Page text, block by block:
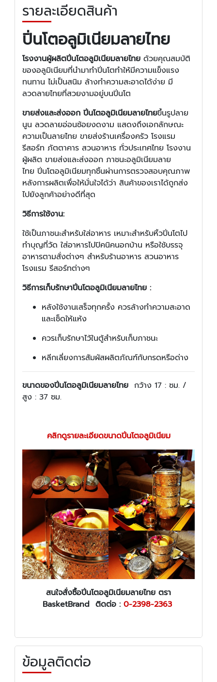
รายละเอียดสินค้า
ปิ่นโตอลูมิเนียมลายไทย
โรงงานผู้ผลิตปิ่นโตอลูมิเนียมลายไทย ด้วยคุณสมบัติ
ของอลูมิเนียมที่นำมาทำปิ่นโตทำให้มีความแข็งแรง
ทนทาน ไม่เป็นสนิม ล้างทำความสะอาดได้ง่าย มี
ลวดลายไทยที่สวยงามอยู่บนปิ่นโต
ขายส่งและส่งออก ปิ่นโตอลูมิเนียมลายไทยขึ้นรูปลาย
นูน ลวดลายอ่อนช้อยงดงาม แสดงถึงเอกลักษณะ
ความเป็นลายไทย ขายส่งร้านเครื่องครัว โรงแรม
รีสอร์ท ภัตตาคาร สวนอาหาร ทั่วประเทศไทย โรงงาน
ผู้ผลิต ขายส่งและส่งออก ภาชนะอลูมิเนียมลาย
ไทย ปิ่นโตอลูมิเนียมทุกชิ้นผ่านการตรวจสอบคุณภาพ
หลังการผลิตเพื่อให้มั่นใจได้ว่า สินค้าของเราได้ถูกส่ง
ไปยังลูกค้าอย่างดีที่สุด
วิธีการใช้งาน:
ใช้เป็นภาชนะสำหรับใส่อาหาร เหมาะสำหรับหิ้วปิ่นโตไป
ทำบุญที่วัด ใส่อาหารไปปิคนิคนอกบ้าน หรือใช้บรรจุ
อาหารตามสั่งต่างๆ สำหรับร้านอาหาร สวนอาหาร
โรงแรม รีสอร์ทต่างๆ
วิธีการเก็บรักษาปิ่นโตอลูมิเนียมลายไทย :
หลังใช้งานเสร็จทุกครั้ง ควรล้างทำความสะอาด
และเช็ดให้แห้ง
ควรเก็บรักษาไว้ในตู้สำหรับเก็บภาชนะ
หลีกเลี่ยงการสัมผัสผลิตภัณฑ์กับกรดหรือด่าง
ขนาดของปิ่นโตอลูมิเนียมลายไทย กว้าง 17 : ซม. /
สูง : 37 ซม.
คลิกดูรายละเอียดขนาดปิ่นโตอลูมิเนียม
สนใจสั่งซื้อปิ่นโตอลูมิเนียมลายไทย ตรา
BasketBrand ติดต่อ : 0-2398-2363
ข้อมูลติดต่อ